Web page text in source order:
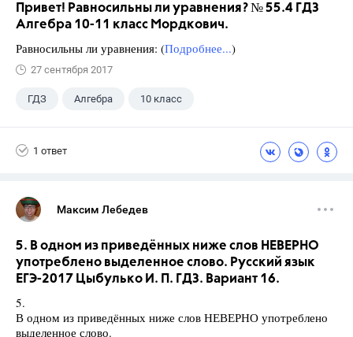
Привет! Равносильны ли уравнения? № 55.4 ГДЗ
Алгебра 10-11 класс Мордкович.
Равносильны ли уравнения: (Подробнее...)
27 сентября 2017
ГДЗ Алгебра 10 класс
1 ответ
Максим Лебедев
5. В одном из приведённых ниже слов НЕВЕРНО
употреблено выделенное слово. Русский язык
ЕГЭ-2017 Цыбулько И. П. ГДЗ. Вариант 16.
5.
В одном из приведённых ниже слов НЕВЕРНО употреблено
выделенное слово.